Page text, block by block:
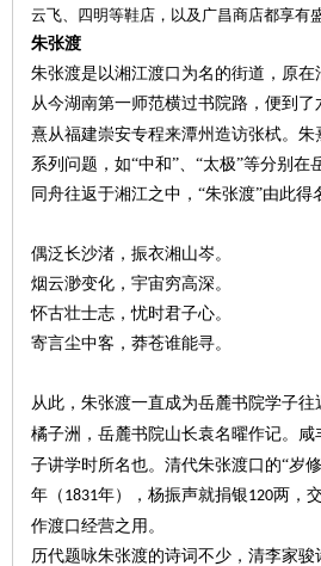
云飞、四明等鞋店，以及广昌商店都享有
朱张渡
朱张渡是以湘江渡口为名的街道，原在
从今湖南第一师范横过书院路，便到了
熹从福建崇安专程来潭州造访张栻。
系列问题，如“中和”、“太极”等分别
同舟往返于湘江之中，“朱张渡”由此
偶泛长沙渚，振衣湘山岑。
烟云渺变化，宇宙穷高深。
怀古壮士志，忧时君子心。
寄言尘中客，莽苍谁能寻。
从此，朱张渡一直成为岳麓书院学子
橘子洲，岳麓书院山长袁名曜作记。咸
子讲学时所名也。清代朱张渡口的“岁
年（ 1831年），杨振声就捐银120两，
作渡口经营之用。
历代题咏朱张渡的诗词不少，清李家骏